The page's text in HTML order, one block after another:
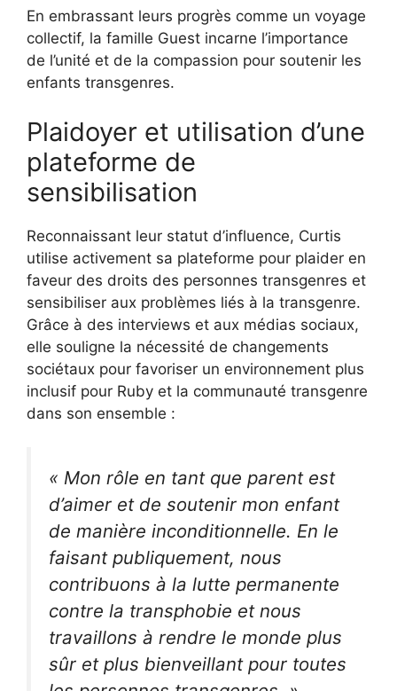
En embrassant leurs progrès comme un voyage
collectif, la famille Guest incarne l’importance
de l’unité et de la compassion pour soutenir les
enfants transgenres.
Plaidoyer et utilisation d’une
plateforme de
sensibilisation
Reconnaissant leur statut d’influence, Curtis
utilise activement sa plateforme pour plaider en
faveur des droits des personnes transgenres et
sensibiliser aux problèmes liés à la transgenre.
Grâce à des interviews et aux médias sociaux,
elle souligne la nécessité de changements
sociétaux pour favoriser un environnement plus
inclusif pour Ruby et la communauté transgenre
dans son ensemble :
« Mon rôle en tant que parent est
d’aimer et de soutenir mon enfant
de manière inconditionnelle. En le
faisant publiquement, nous
contribuons à la lutte permanente
contre la transphobie et nous
travaillons à rendre le monde plus
sûr et plus bienveillant pour toutes